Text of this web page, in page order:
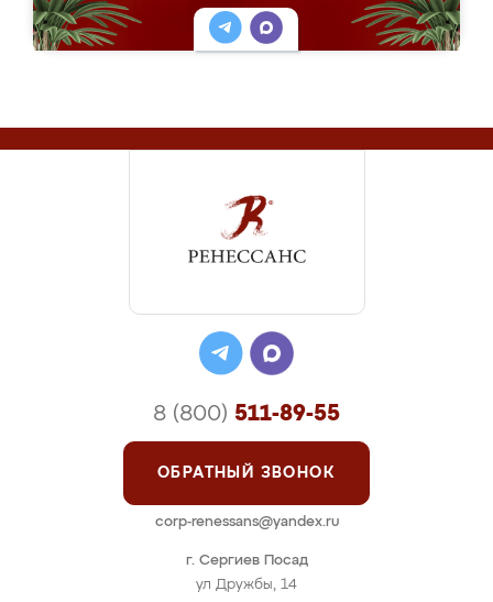
г. Сергиев Посад
ул Дружбы, 14
8 (800) 511-89-55
ОБРАТНЫЙ ЗВОНОК
corp-renessans@yandex.ru